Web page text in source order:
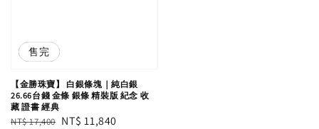
優惠
售完
【金勝珠寶】 白銀條塊｜純白銀
26.66台錢 金條 銀條 精裝版 紀念 收
藏 證書 經典
Regular
NT$ 17,400 Sale
NT$ 11,840